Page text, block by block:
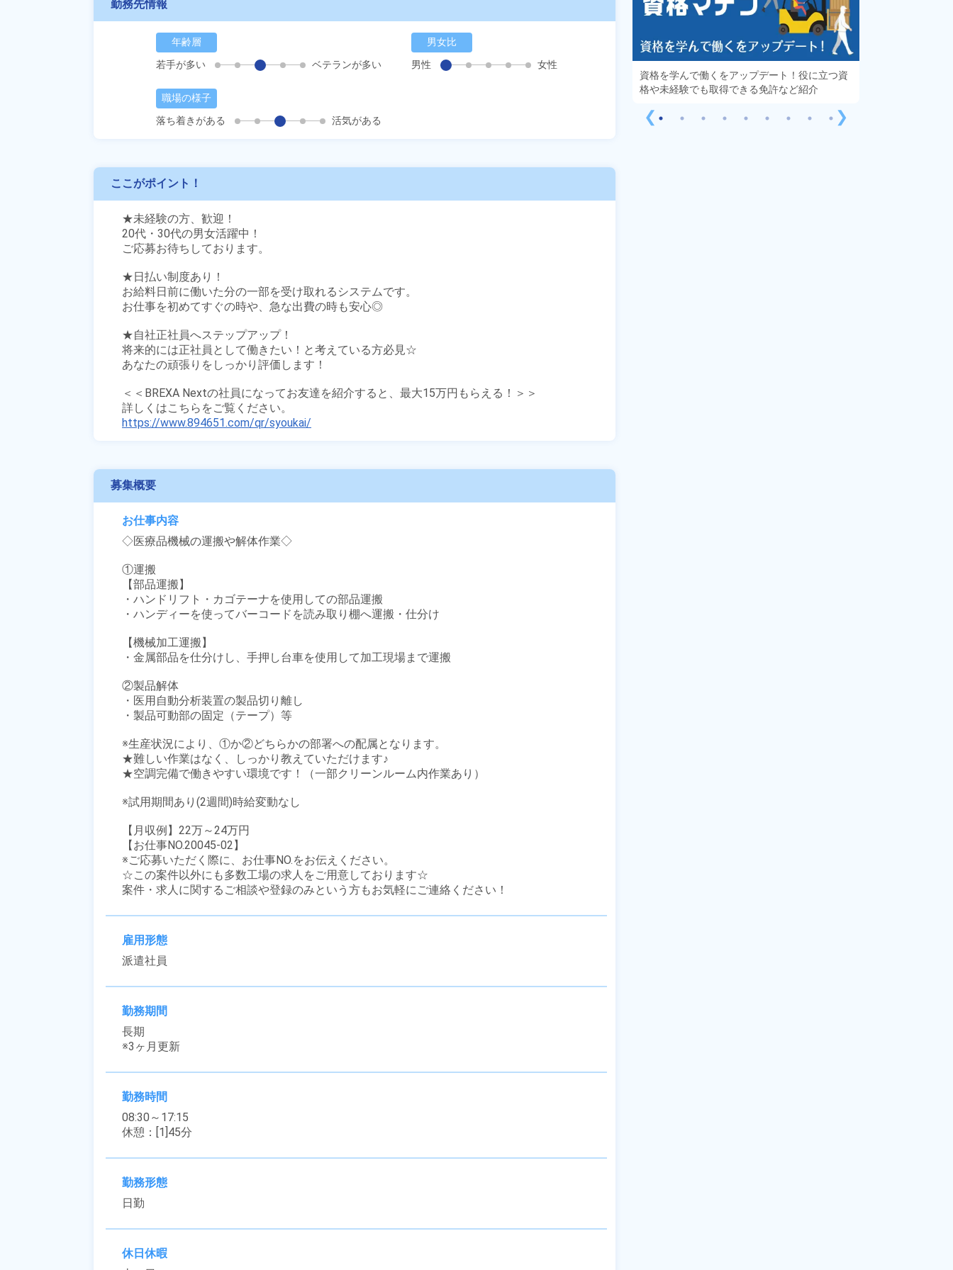
勤務先情報
年齢層
若手が多い
ベテランが多い
男女比
男性
女性
職場の様子
落ち着きがある
活気がある
ここがポイント！
★未経験の方、歓迎！
20代・30代の男女活躍中！
ご応募お待ちしております。
★日払い制度あり！
お給料日前に働いた分の一部を受け取れるシステムです。
お仕事を初めてすぐの時や、急な出費の時も安心◎
★自社正社員へステップアップ！
将来的には正社員として働きたい！と考えている方必見☆
あなたの頑張りをしっかり評価します！
＜＜BREXA Nextの社員になってお友達を紹介すると、最大15万円もらえる！＞＞
https://www.894651.com/qr/syoukai/
募集概要
お仕事内容
◇医療品機械の運搬や解体作業◇
①運搬
【部品運搬】
・ハンドリフト・カゴテーナを使用しての部品運搬
・ハンディーを使ってバーコードを読み取り棚へ運搬・仕分け
【機械加工運搬】
・金属部品を仕分けし、手押し台車を使用して加工現場まで運搬
②製品解体
・医用自動分析装置の製品切り離し
・製品可動部の固定（テープ）等
※生産状況により、①か②どちらかの部署への配属となります。
★難しい作業はなく、しっかり教えていただけます♪
★空調完備で働きやすい環境です！（一部クリーンルーム内作業あり）
※試用期間あり(2週間)時給変動なし
【月収例】22万～24万円
【お仕事NO.20045-02】
※ご応募いただく際に、お仕事NO.をお伝えください。
☆この案件以外にも多数工場の求人をご用意しております☆
案件・求人に関するご相談や登録のみという方もお気軽にご連絡ください！
雇用形態
派遣社員
勤務期間
長期
※3ヶ月更新
勤務時間
08:30～17:15
休憩：[1]45分
勤務形態
日勤
休日休暇
❮
資格を学んで働くをアップデート！役に立つ資
格や未経験でも取得できる免許など紹介
❯